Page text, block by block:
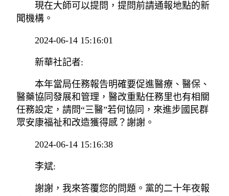
現在大師可以提問，提問前請通報地點的新
聞機構。
2024-06-14 15:16:01
新華社記者:
本年當局任務報告明確要促進醫療、醫保、
醫藥協同發展和管理，醫改重點任務里也有相關
任務設定，請問“三醫”若何協同，來進步國民群
眾安康福祉和改造獲得感？謝謝。
2024-06-14 15:16:38
李斌:
謝謝，我來答覆您的問題。黨的二十年夜報